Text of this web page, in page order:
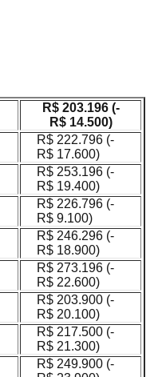
R$ 203.196 (-
R$ 14.500)
R$ 222.796 (-
R$ 17.600)
R$ 253.196 (-
R$ 19.400)
R$ 226.796 (-
R$ 9.100)
R$ 246.296 (-
R$ 18.900)
R$ 273.196 (-
R$ 22.600)
R$ 203.900 (-
R$ 20.100)
R$ 217.500 (-
R$ 21.300)
R$ 249.900 (-